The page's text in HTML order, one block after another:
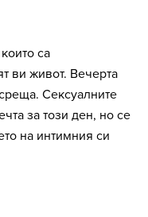
са
ви живот. Вечерта
Сексуалните
за този ден, но се
на интимния си